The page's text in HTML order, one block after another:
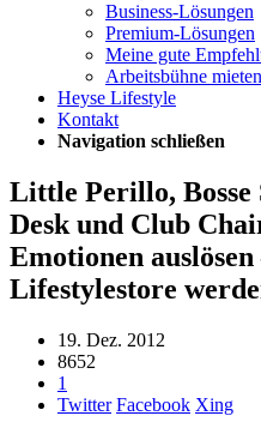
Business-Lösungen
Premium-Lösungen
Meine gute
Arbeitsbühne mieten
Heyse Lifestyle
Kontakt
Navigation schließen
Little Perillo, Bosse
Desk und Club
Emotionen
Lifestylestore
19. Dez. 2012
8652
1
Twitter Facebook Xing